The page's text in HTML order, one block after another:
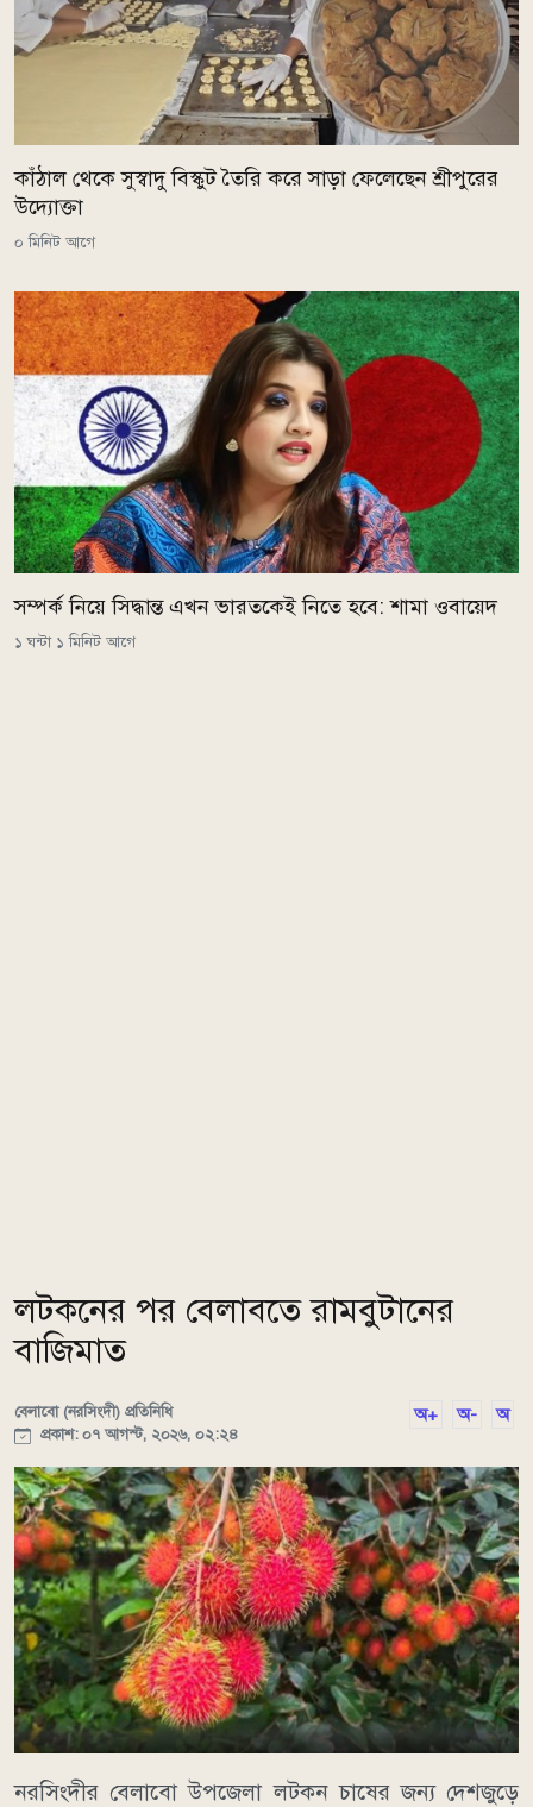
কাঁঠাল থেকে সুস্বাদু বিস্কুট তৈরি করে সাড়া ফেলেছেন শ্রীপুরের
উদ্যোক্তা
০ মিনিট আগে
সম্পর্ক নিয়ে সিদ্ধান্ত এখন ভারতকেই নিতে হবে: শামা ওবায়েদ
১ ঘন্টা ১ মিনিট আগে
লটকনের পর বেলাবতে রামবুটানের
বাজিমাত
বেলাবো (নরসিংদী) প্রতিনিধি
প্রকাশ: ০৭ আগস্ট, ২০২৬, ০২:২৪
অ+ অ- অ
নরসিংদীর বেলাবো উপজেলা লটকন চাষের জন্য দেশজুড়ে